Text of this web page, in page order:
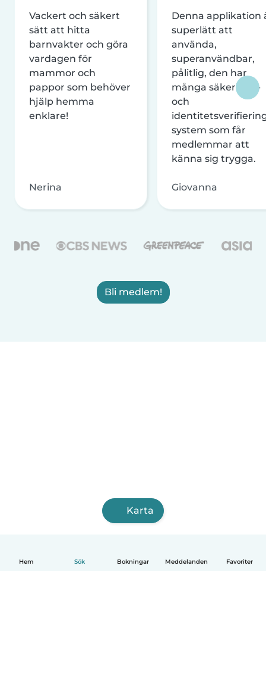
Hem Sök Bokningar Meddelanden Favoriter
Vackert och säkert
sätt att hitta
barnvakter och göra
vardagen för
mammor och
pappor som behöver
hjälp hemma
enklare!
Nerina
Denna applikation
superlätt att
använda,
superanvändbar,
pålitlig, den har
många säkerhets-
och
system som får
medlemmar att
känna sig trygga.
Giovanna
Bli medlem!
Karta